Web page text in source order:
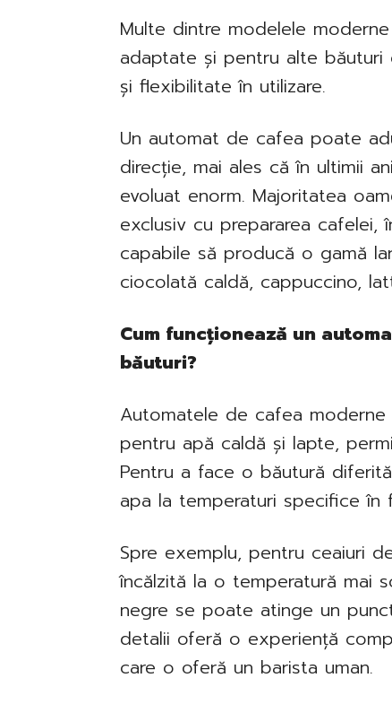
Multe dintre modelele
adaptate și pentru alte
și flexibilitate în utilizare.
Un automat de cafea poate
direcție, mai ales că în ultimii
evoluat enorm. Majoritatea
exclusiv cu prepararea cafelei,
capabile să producă o gamă
ciocolată caldă, cappuccino,
Cum funcționează un
băuturi?
Automatele de cafea
pentru apă caldă și lapte,
Pentru a face o băutură
apa la temperaturi specifice
Spre exemplu, pentru ceaiuri
încălzită la o temperatură mai
negre se poate atinge un
detalii oferă o experiență
care o oferă un barista uman.